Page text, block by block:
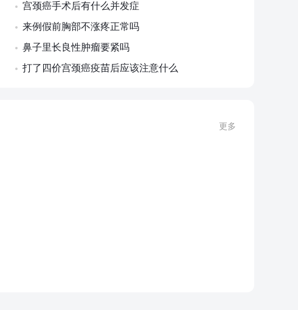
宫颈癌手术后有什么并发症
来例假前胸部不涨疼正常吗
鼻子里长良性肿瘤要紧吗
打了四价宫颈癌疫苗后应该注意什么
更多